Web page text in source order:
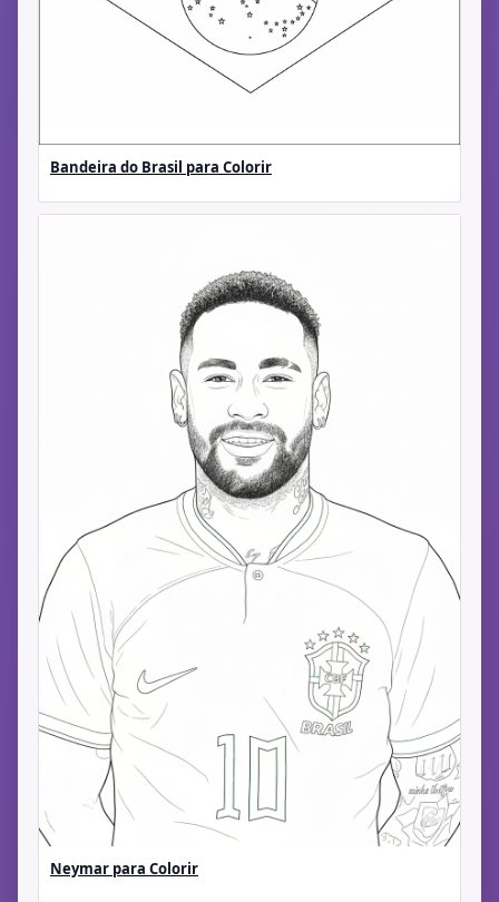
Bandeira do Brasil para Colorir
Neymar para Colorir